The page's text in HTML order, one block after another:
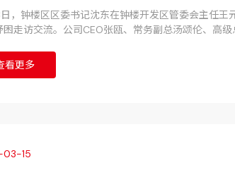
，钟楼区区委书记沈东在钟楼开发区管委会主任王
困走访交流。公司CEO张瓯、常务副总汤颂伦、高
看更多
15